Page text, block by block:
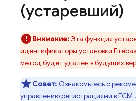
(устаревший)
Внимание:Эта функция
идентификаторы установки
метод будет удален в будущих
Совет: Ознакомьтесь с
управлению регистрациями в FCM .